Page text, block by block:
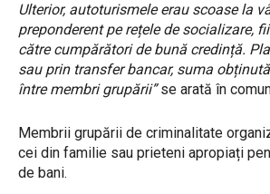
Ulterior, autoturismele erau scoase la
preponderent pe rețele de socializare,
către cumpărători de bună credință.
sau prin transfer bancar, suma
între membri grupării”se arată în
Membrii grupării de criminalitate
cei din familie sau prieteni apropiați
de bani.